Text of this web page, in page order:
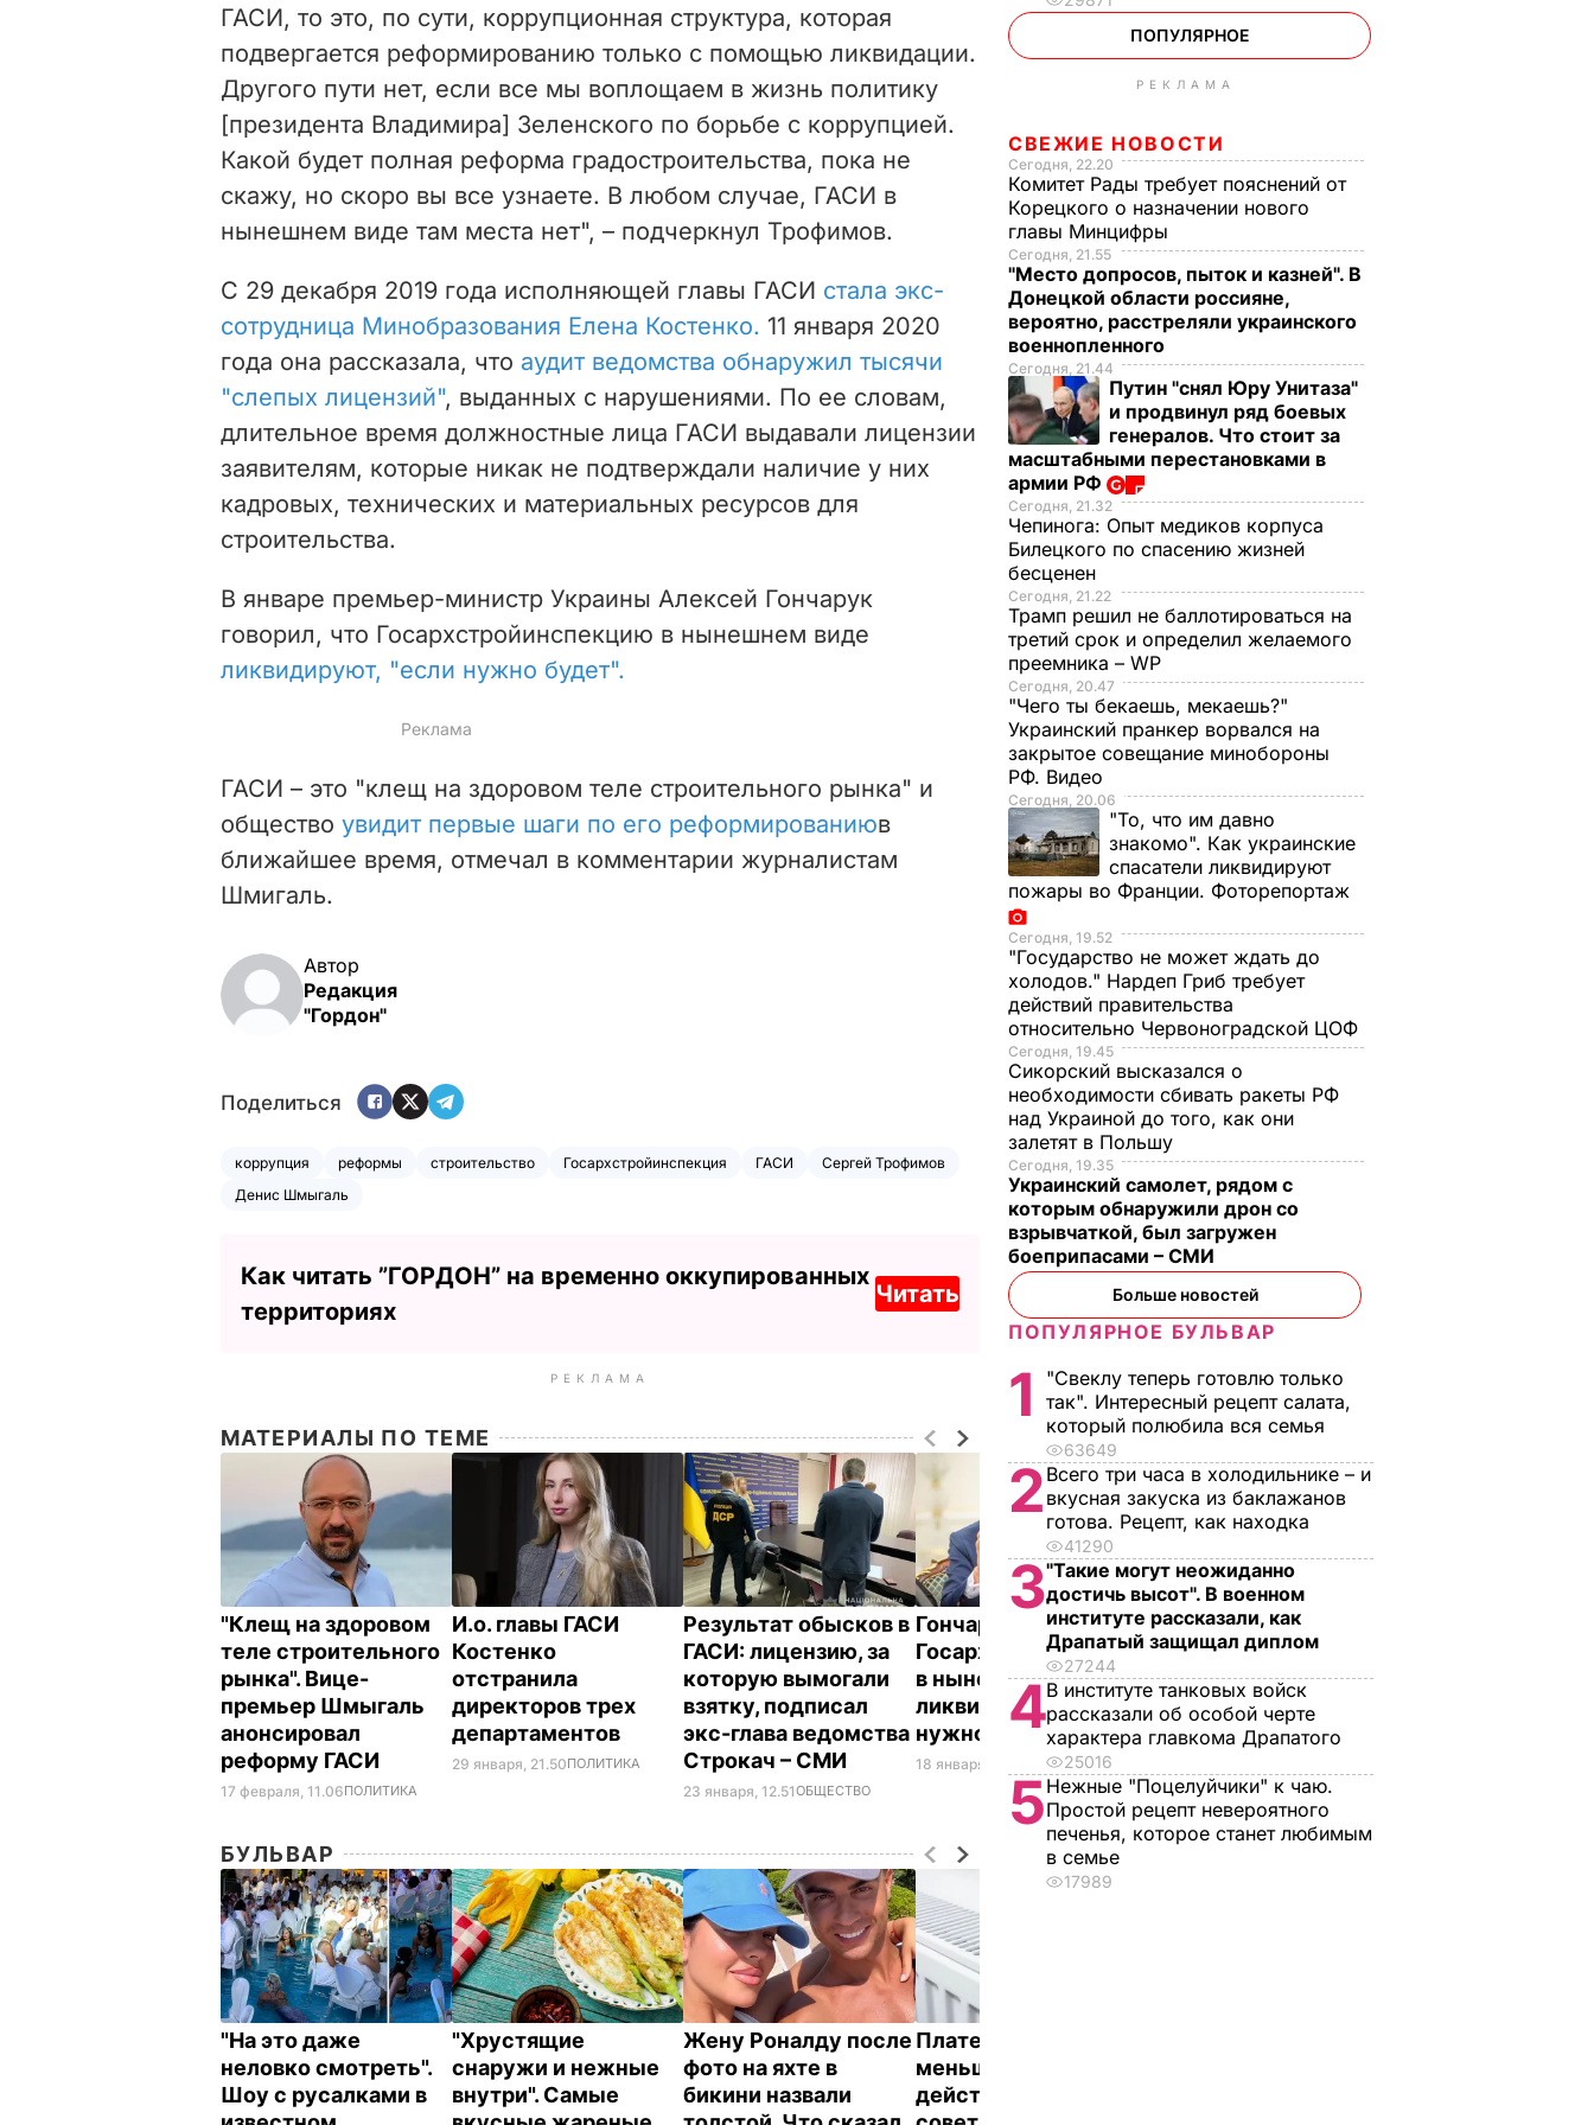
e
o
ГАСИ, то это, по сути, коррупционная структура, которая
подвергается реформированию только с помощью ликвидации.
Другого пути нет, если все мы воплощаем в жизнь политику
[президента Владимира] Зеленского по борьбе с коррупцией.
Какой будет полная реформа градостроительства, пока не
скажу, но скоро вы все узнаете. В любом случае, ГАСИ в
нынешнем виде там места нет", – подчеркнул Трофимов.
С 29 декабря 2019 года исполняющей главы ГАСИ стала экс-
сотрудница Минобразования Елена Костенко. 11 января 2020
года она рассказала, что аудит ведомства обнаружил тысячи
"слепых лицензий", выданных с нарушениями. По ее словам,
длительное время должностные лица ГАСИ выдавали лицензии
заявителям, которые никак не подтверждали наличие у них
кадровых, технических и материальных ресурсов для
строительства.
В январе премьер-министр Украины Алексей Гончарук
говорил, что Госархстройинспекцию в нынешнем виде
ликвидируют, "если нужно будет".
ГАСИ – это "клещ на здоровом теле строительного рынка" и
общество увидит первые шаги по его реформированиюв
ближайшее время, отмечал в комментарии журналистам
Шмигаль.
Автор
Редакция
"Гордон"
Поделиться
коррупция реформы строительство Госархстройинспекция ГАСИ
Сергей Трофимов
Денис Шмыгаль
Как читать ”ГОРДОН” на временно оккупированных
территориях
Читать
РЕКЛАМА
МАТЕРИАЛЫ ПО ТЕМЕ
"Клещ на здоровом
теле строительного
рынка". Вице-
премьер Шмыгаль
анонсировал
реформу ГАСИ
17 февраля, 11.06ПОЛИТИКА
И.о. главы ГАСИ
Костенко
отстранила
директоров трех
департаментов
29 января, 21.50ПОЛИТИКА
Результат обысков в
ГАСИ: лицензию, за
которую вымогали
взятку, подписал
экс-глава ведомства
Строкач – СМИ
23 января, 12.51ОБЩЕСТВО
Гончарук заявил, что
Госархстройинспекцию
в нынешнем виде
ликвидируют, "если
нужно будет"
18 января, 00.19 ПОЛИТИКА
БУЛЬВАР
"На это даже
неловко смотреть".
Шоу с русалками в
"Хрустящие
снаружи и нежные
внутри". Самые
Жену Роналду после
фото на яхте в
бикини назвали
Платежки станут
меньше –
действенные
ПОПУЛЯРНОЕ
РЕКЛАМА
СВЕЖИЕ НОВОСТИ
Сегодня, 22.20
Комитет Рады требует пояснений от
Корецкого о назначении нового
главы Минцифры
Сегодня, 21.55
"Место допросов, пыток и казней". В
Донецкой области россияне,
вероятно, расстреляли украинского
военнопленного
Сегодня, 21.44
Путин "снял Юру Унитаза"
и продвинул ряд боевых
генералов. Что стоит за
масштабными перестановками в
армии РФ
Сегодня, 21.32
Чепинога: Опыт медиков корпуса
Билецкого по спасению жизней
бесценен
Сегодня, 21.22
Трамп решил не баллотироваться на
третий срок и определил желаемого
преемника – WP
Сегодня, 20.47
"Чего ты бекаешь, мекаешь?"
Украинский пранкер ворвался на
закрытое совещание минобороны
РФ. Видео
Сегодня, 20.06
"То, что им давно
знакомо". Как украинские
спасатели ликвидируют
пожары во Франции. Фоторепортаж
Сегодня, 19.52
"Государство не может ждать до
холодов." Нардеп Гриб требует
действий правительства
относительно Червоноградской ЦОФ
Сегодня, 19.45
Сикорский высказался о
необходимости сбивать ракеты РФ
над Украиной до того, как они
залетят в Польшу
Сегодня, 19.35
Украинский самолет, рядом с
которым обнаружили дрон со
взрывчаткой, был загружен
боеприпасами – СМИ
Больше новостей
ПОПУЛЯРНОЕ БУЛЬВАР
1
"Свеклу теперь готовлю только
так". Интересный рецепт салата,
который полюбила вся семья
63649
2 Всего три часа в холодильнике – и
вкусная закуска из баклажанов
готова. Рецепт, как находка
41290
3"Такие могут неожиданно
достичь высот". В военном
институте рассказали, как
Драпатый защищал диплом
27244
4В институте танковых войск
рассказали об особой черте
характера главкома Драпатого
25016
5Нежные "Поцелуйчики" к чаю.
Простой рецепт невероятного
печенья, которое станет любимым
в семье
17989